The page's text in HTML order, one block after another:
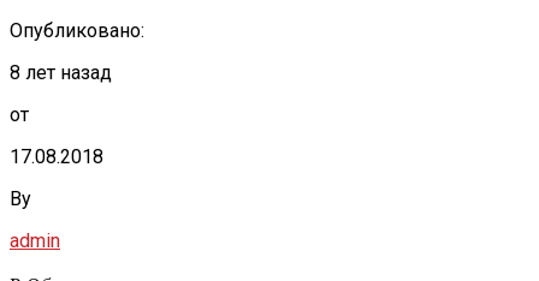
Опубликовано:
8 лет назад
от
17.08.2018
By
admin